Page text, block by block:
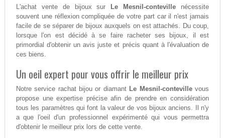
L'achat vente de bijoux sur Le Mesnil-conteville nécessite
souvent une réflexion compliquée de votre part car il n'est jamais
facile de se séparer de bijoux auxquels on est attachés. Du coup,
lorsque l'on est décidé à se faire racheter ses bijoux, il est
primordial d'obtenir un avis juste et précis quant à l'évaluation de
ces biens.
Un oeil expert pour vous offrir le meilleur prix
Notre service rachat bijou or diamant Le Mesnil-contevillevous
propose une expertise précise afin de prendre en considération
tous les paramètres qui font la valeur de vos bijoux anciens. Il n'y
a que l'oeil d'un professionnel expérimenté qui vous permettra
d'obtenir le meilleur prix lors de cette vente.